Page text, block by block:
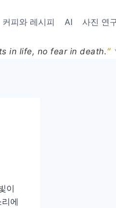
커피와 레시피 AI 사진 연
in life, no fear in death.”
이
에